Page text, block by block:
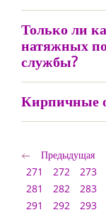
Только ли
натяжных
службы?
Кирпичные
Предыдущая
271
272 273
281
282 283
291
292 293